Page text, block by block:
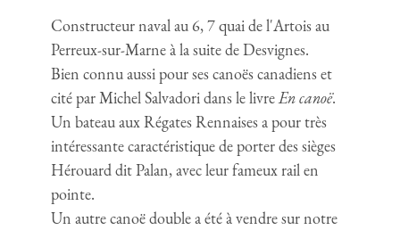
Constructeur naval au 6, 7 quai de l'Artois au
Perreux-sur-Marne à la suite de Desvignes.
Bien connu aussi pour ses canoës canadiens et
cité par Michel Salvadori dans le livre En canoë.
Un bateau aux Régates Rennaises a pour très
intéressante caractéristique de porter des sièges
Hérouard dit Palan, avec leur fameux rail en
pointe.
Un autre canoë double a été à vendre sur notre